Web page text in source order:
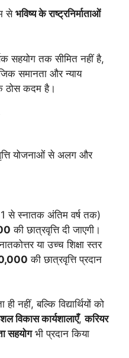
से भविष्य के राष्ट्रनिर्माताओं
सहयोग तक सीमित नहीं है,
समानता और न्याय
ठोस कदम है।
योजनाओं से अलग और
से स्नातक अंतिम वर्ष तक)
की छात्रवृत्ति दी जाएगी।
या उच्च शिक्षा स्तर
की छात्रवृत्ति प्रदान
नहीं, बल्कि विद्यार्थियों को
विकास कार्यशालाएँ,करियर
सहयोगभी प्रदान किया